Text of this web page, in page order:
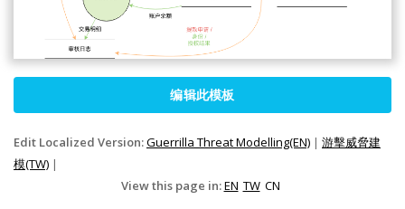
编辑此模板
Edit Localized Version:Guerrilla Threat Modelling(EN) | 游擊威脅建
模(TW) |
View this page in:EN TW CN